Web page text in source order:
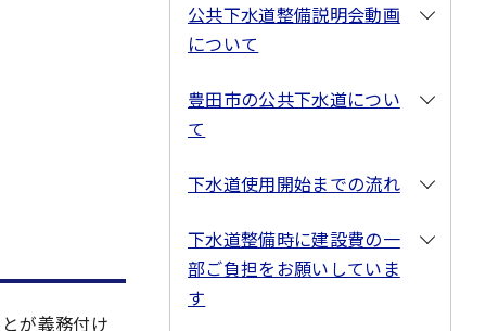
が義務付け
公共下水道整備説明会動画
について
豊田市の公共下水道につい
て
下水道使用開始までの流れ
下水道整備時に建設費の一
部ご負担をお願いしていま
す